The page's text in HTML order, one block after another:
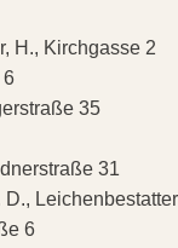
H., Kirchgasse 2
6
35
31
Leichenbestatter
6